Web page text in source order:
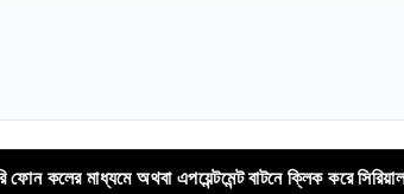
অথবা এপয়েন্টমেন্ট বাটনে ক্লিক করে সিরিয়াল বুকিং করুন